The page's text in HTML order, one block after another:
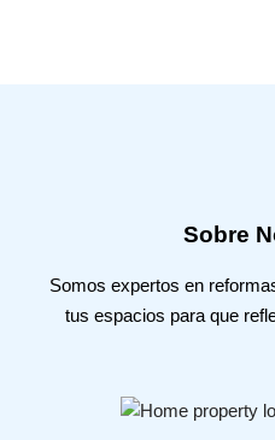
Sobre
Somos expertos en
tus espacios para que